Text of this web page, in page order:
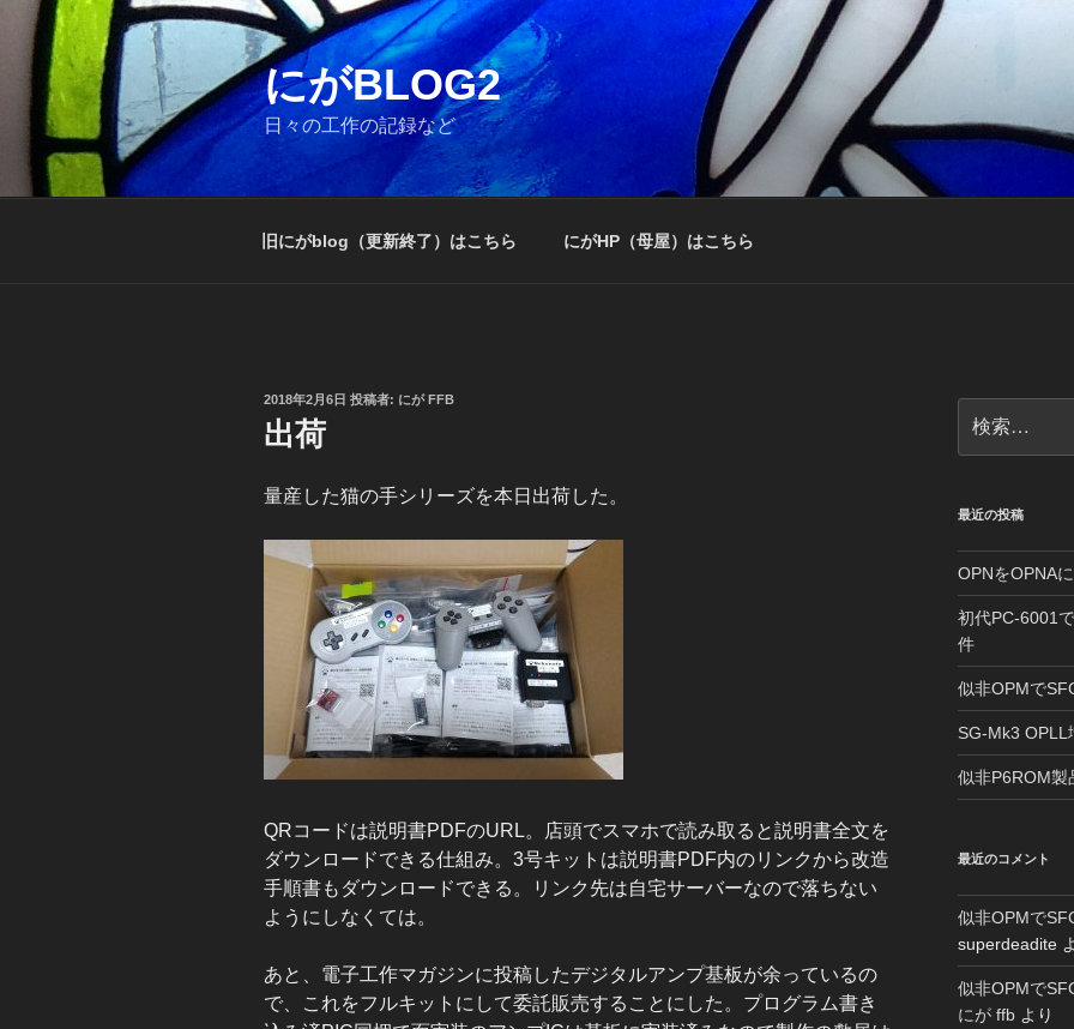
にがBLOG2
日々の工作の記録など
旧にがblog（更新終了）はこちら にがHP（母屋）はこちら
投
日:
2018年2月6日 投稿者: にが FFB
出荷
量産した猫の手シリーズを本日出荷した。
QRコードは説明書PDFのURL。店頭でスマホで読み取ると説明書全文を
ダウンロードできる仕組み。3号キットは説明書PDF内のリンクから改造
手順書もダウンロードできる。リンク先は自宅サーバーなので落ちない
ようにしなくては。
あと、電子工作マガジンに投稿したデジタルアンプ基板が余っているの
で、これをフルキットにして委託販売することにした。プログラム書き
索:
最近の投稿
OPNをOPNA
初代PC-6001
件
似非OPMで
SG-Mk3 OPLL
似非P6ROM製
最近のコメント
似非OPMで
superdeadite
似非OPMで
にが ffbより